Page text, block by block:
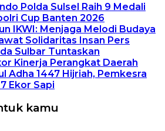
Polda Sulsel Raih 9 Medali
Cup Banten 2026
IKWI: Menjaga Melodi Budaya
Solidaritas Insan Pers
Sulbar Tuntaskan
Kinerja Perangkat Daerah
Adha 1447 Hijriah, Pemkesra
Ekor Sapi
kamu